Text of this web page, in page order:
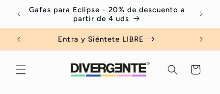
directamente
Gafas para Eclipse - 20% de descuento a
partir de 4 uds
Entra y Siéntete LIBRE
Carrito